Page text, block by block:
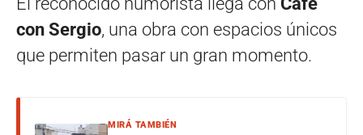
con Sergio, una obra con espacios únicos
que permiten pasar un gran momento.
MIRÁ TAMBIÉN